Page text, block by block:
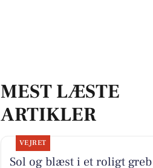
MEST LÆSTE
ARTIKLER
VEJRET
Sol og blæst i et roligt greb